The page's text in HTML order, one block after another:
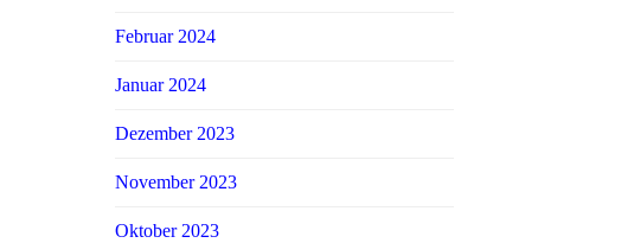
Februar 2024
Januar 2024
Dezember 2023
November 2023
Oktober 2023